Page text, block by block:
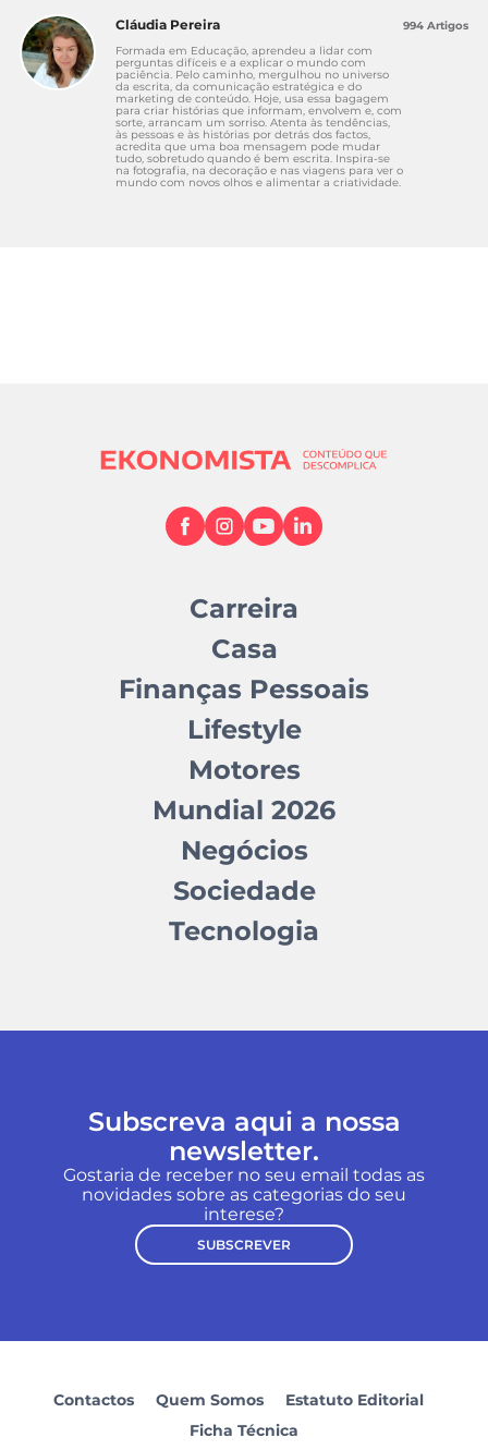
Cláudia Pereira
Formada em Educação, aprendeu a lidar com
perguntas difíceis e a explicar o mundo com
paciência. Pelo caminho, mergulhou no universo
da escrita, da comunicação estratégica e do
marketing de conteúdo. Hoje, usa essa bagagem
para criar histórias que informam, envolvem e, com
sorte, arrancam um sorriso. Atenta às tendências,
às pessoas e às histórias por detrás dos factos,
acredita que uma boa mensagem pode mudar
tudo, sobretudo quando é bem escrita. Inspira-se
na fotografia, na decoração e nas viagens para ver o
mundo com novos olhos e alimentar a criatividade.
994 Artigos
Carreira
Casa
Finanças Pessoais
Lifestyle
Motores
Mundial 2026
Negócios
Sociedade
Tecnologia
Subscreva aqui a nossa
newsletter.
Gostaria de receber no seu email todas as
novidades sobre as categorias do seu
interese?
SUBSCREVER
Contactos Quem Somos
Estatuto Editorial
Ficha Técnica